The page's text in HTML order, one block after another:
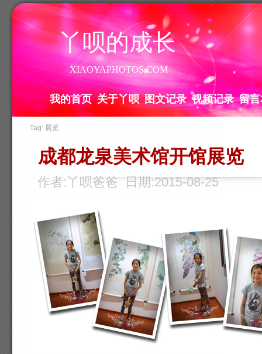
丫呗的成长
XIAOYAPHOTOS.COM
我的首页 关于丫呗 图文记录 视频记录 留
Tag: 展览
成都龙泉美术馆开馆展览
作者:丫呗爸爸 日期:2015-08-25